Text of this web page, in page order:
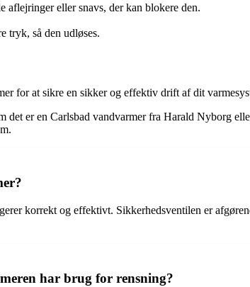
aflejringer eller snavs, der kan blokere den.
tryk, så den udløses.
for at sikre en sikker og effektiv drift af dit
er en Carlsbad vandvarmer fra Harald Nyborg
korrekt og effektivt. Sikkerhedsventilen er
har brug for rensning?